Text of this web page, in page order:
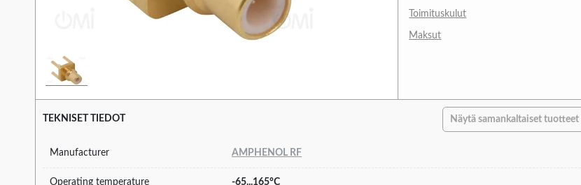
Toimituskulut
Maksut
TEKNISET TIEDOT Näytä samankaltaiset tuotteet
Manufacturer AMPHENOL RF
Operating temperature -65...165°C